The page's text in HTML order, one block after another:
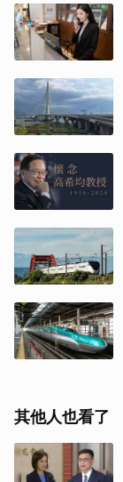
其他人也看了